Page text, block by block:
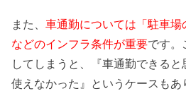
また、車通勤については「駐車場
などのインフラ条件が重要です。
してしまうと、『車通勤できる
使えなかった』というケースもあ